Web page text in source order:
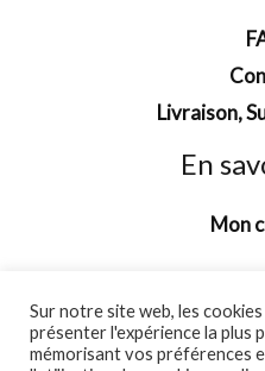
Livraison,
En
Mon
Sur notre site web, les
présenter l'expérience la plus
mémorisant vos préférences